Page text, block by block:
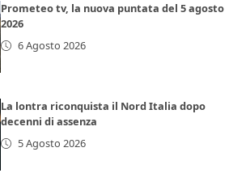
Prometeo tv, la nuova puntata del 5 agosto
2026
6 Agosto 2026
La lontra riconquista il Nord Italia dopo
decenni di assenza
5 Agosto 2026